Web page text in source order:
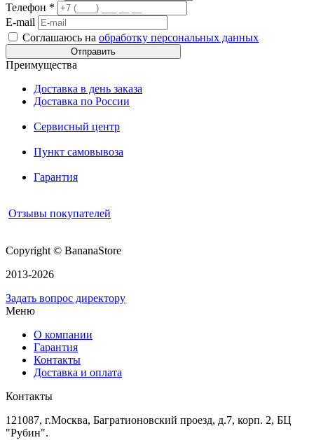
Телефон *
E-mail
Соглашаюсь на обработку персональных данных
Преимущества
Доставка в день заказа
Доставка по России
Сервисный центр
Пункт самовывоза
Гарантия
Отзывы покупателей
Copyright © BananaStore
2013-2026
Задать вопрос директору
Меню
О компании
Гарантия
Контакты
Доставка и оплата
Контакты
121087, г.Москва, Багратионовский проезд, д.7, корп. 2, БЦ
"Рубин".